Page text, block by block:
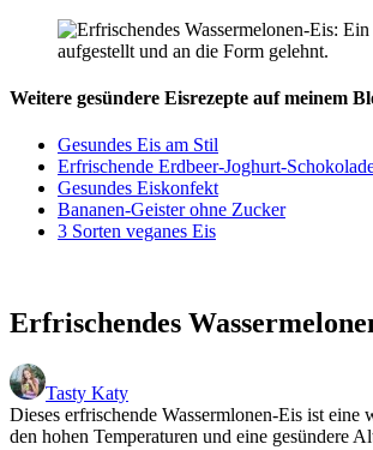
Weitere gesündere Eisrezepte auf meinem
Gesundes Eis am Stil
Erfrischende Erdbeer-Joghurt-
Gesundes Eiskonfekt
Bananen-Geister ohne Zucker
3 Sorten veganes Eis
Erfrischendes
Tasty Katy
Dieses erfrischende Wassermlonen-Eis ist eine
den hohen Temperaturen und eine gesündere